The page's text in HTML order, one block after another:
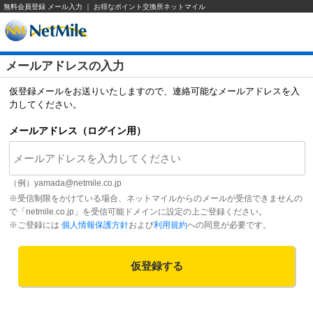
無料会員登録 メール入力 ｜ お得なポイント交換所ネットマイル
メールアドレスの入力
仮登録メールをお送りいたしますので、連絡可能なメールアドレスを入
力してください。
メールアドレス（ログイン用）
（例）yamada@netmile.co.jp
※受信制限をかけている場合、ネットマイルからのメールが受信できませんの
で「netmile.co.jp」を受信可能ドメインに設定の上ご登録ください。
※ご登録には 個人情報保護方針および利用規約への同意が必要です。